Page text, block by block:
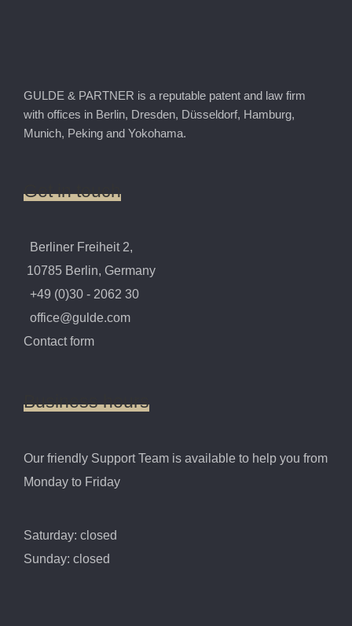
GULDE & PARTNER is a reputable patent and law firm
with offices in Berlin, Dresden, Düsseldorf, Hamburg,
Munich, Peking and Yokohama.
Get in touch
Berliner Freiheit 2,
10785 Berlin, Germany
+49 (0)30 - 2062 30
office@gulde.com
Contact form
Business hours
Our friendly Support Team is available to help you from
Monday to Friday
Saturday: closed
Sunday: closed